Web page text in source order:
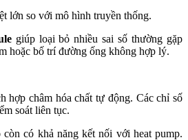
lớn so với mô hình truyền thống.
giúp loại bỏ nhiều sai số thường gặp
hoặc bố trí đường ống không hợp lý.
hợp châm hóa chất tự động. Các chỉ số
soát liên tục.
có khả năng kết nối với heat pump.